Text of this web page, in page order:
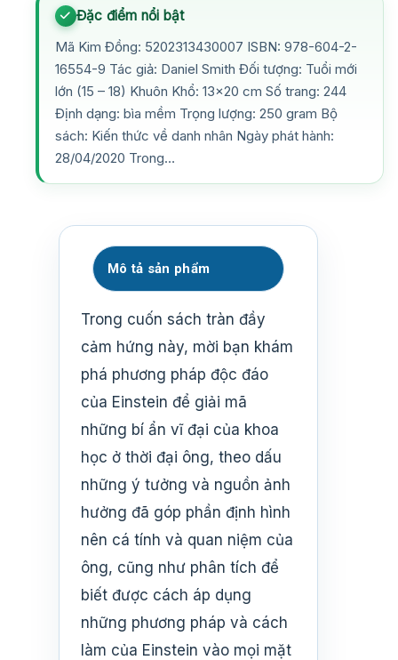
Đặc điểm nổi bật
Mã Kim Đồng: 5202313430007 ISBN: 978-604-2-
16554-9 Tác giả: Daniel Smith Đối tượng: Tuổi mới
lớn (15 – 18) Khuôn Khổ: 13×20 cm Số trang: 244
Định dạng: bìa mềm Trọng lượng: 250 gram Bộ
sách: Kiến thức về danh nhân Ngày phát hành:
28/04/2020 Trong…
Mô tả sản phẩm
Trong cuốn sách tràn đầy
cảm hứng này, mời bạn khám
phá phương pháp độc đáo
của Einstein để giải mã
những bí ẩn vĩ đại của khoa
học ở thời đại ông, theo dấu
những ý tưởng và nguồn ảnh
hưởng đã góp phần định hình
nên cá tính và quan niệm của
ông, cũng như phân tích để
biết được cách áp dụng
những phương pháp và cách
làm của Einstein vào mọi mặt